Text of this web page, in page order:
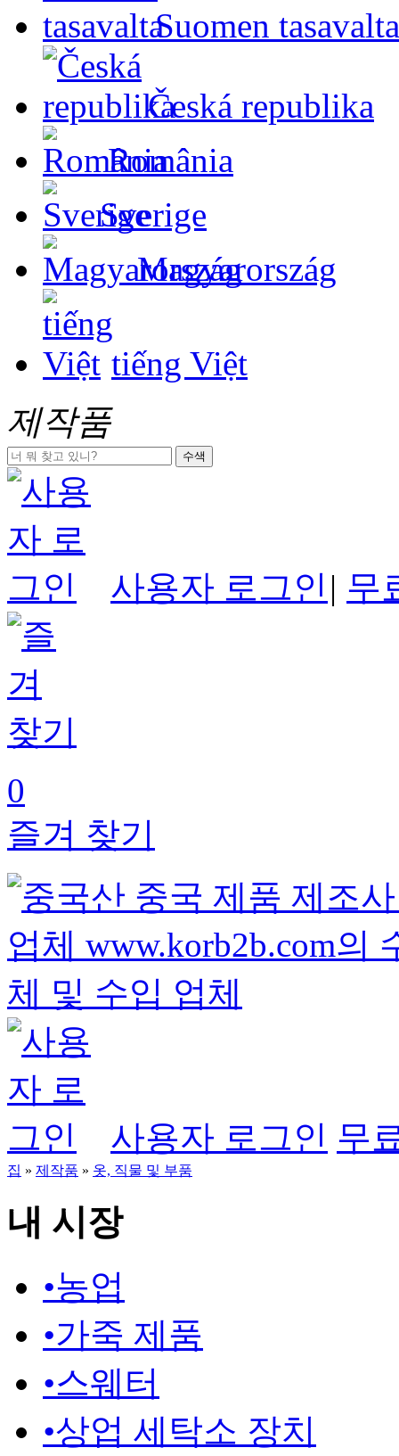
Suomen tasavalta
Česká republika
România
Sverige
Magyarország
tiếng Việt
제작품
수색
사용자 로그인 | 무
0
즐겨 찾기
사용자 로그인 무
집 » 제작품 » 옷, 직물 및 부품
내 시장
•농업
•가죽 제품
•스웨터
•상업 세탁소 장치